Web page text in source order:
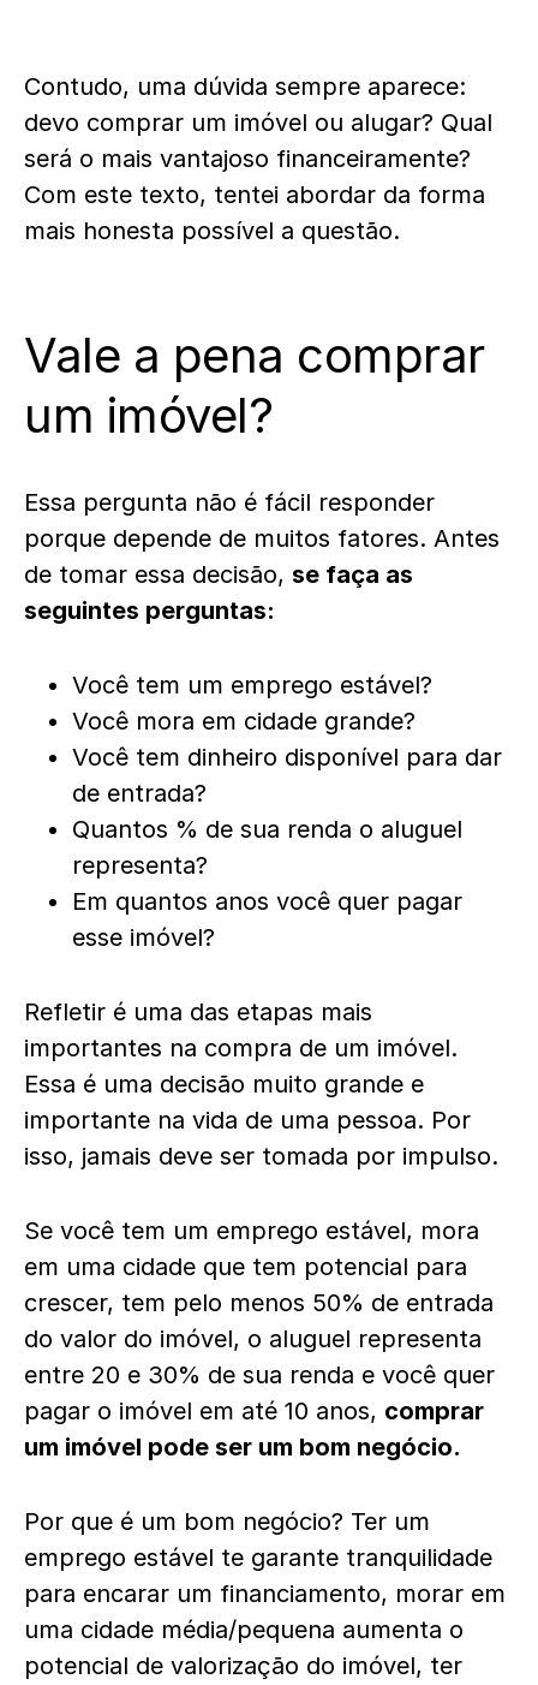
Contudo, uma dúvida sempre aparece:
devo comprar um imóvel ou alugar? Qual
será o mais vantajoso financeiramente?
Com este texto, tentei abordar da forma
mais honesta possível a questão.
Vale a pena comprar
um imóvel?
Essa pergunta não é fácil responder
porque depende de muitos fatores. Antes
de tomar essa decisão, se faça as
seguintes perguntas:
Você tem um emprego estável?
Você mora em cidade grande?
Você tem dinheiro disponível para dar
de entrada?
Quantos % de sua renda o aluguel
representa?
Em quantos anos você quer pagar
esse imóvel?
Refletir é uma das etapas mais
importantes na compra de um imóvel.
Essa é uma decisão muito grande e
importante na vida de uma pessoa. Por
isso, jamais deve ser tomada por impulso.
Se você tem um emprego estável, mora
em uma cidade que tem potencial para
crescer, tem pelo menos 50% de entrada
do valor do imóvel, o aluguel representa
entre 20 e 30% de sua renda e você quer
pagar o imóvel em até 10 anos, comprar
um imóvel pode ser um bom negócio.
Por que é um bom negócio? Ter um
emprego estável te garante tranquilidade
para encarar um financiamento, morar em
uma cidade média/pequena aumenta o
potencial de valorização do imóvel, ter